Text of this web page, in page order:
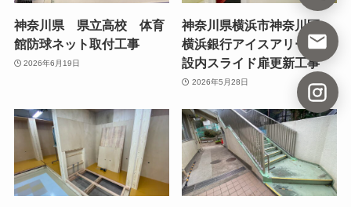
神奈川県 県立高校 体育
館防球ネット取付工事
2026年6月19日
神奈川県横浜市神奈川区、
横浜銀行アイスアリーナ施
設内スライド扉更新工事
2026年5月28日